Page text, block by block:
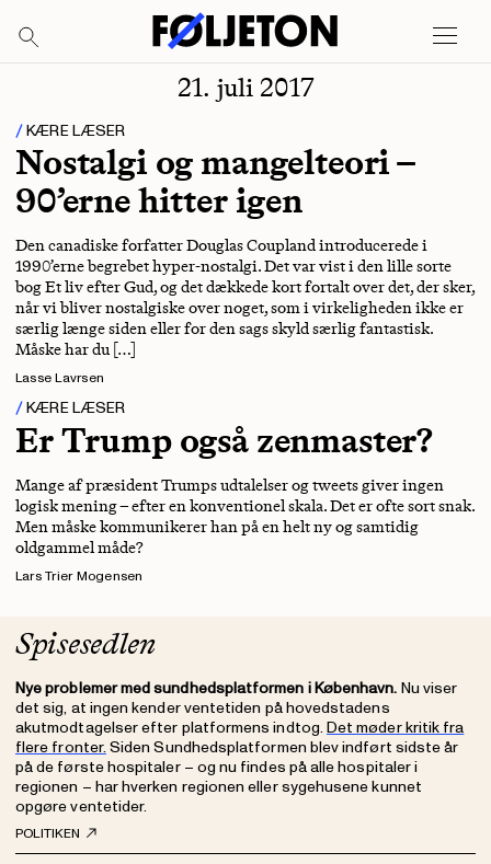
21. juli 2017
KÆRE LÆSER
Nostalgi og mangelteori –
90’erne hitter igen
Den canadiske forfatter Douglas Coupland introducerede i
1990’erne begrebet hyper-nostalgi. Det var vist i den lille sorte
bog Et liv efter Gud, og det dækkede kort fortalt over det, der sker,
når vi bliver nostalgiske over noget, som i virkeligheden ikke er
særlig længe siden eller for den sags skyld særlig fantastisk.
Måske har du […]
Lasse Lavrsen
KÆRE LÆSER
Er Trump også zenmaster?
Mange af præsident Trumps udtalelser og tweets giver ingen
logisk mening – efter en konventionel skala. Det er ofte sort snak.
Men måske kommunikerer han på en helt ny og samtidig
oldgammel måde?
Lars Trier Mogensen
Spisesedlen
Nye problemer med sundhedsplatformen i København. Nu viser
det sig, at ingen kender ventetiden på hovedstadens
akutmodtagelser efter platformens indtog. Det møder kritik fra
flere fronter. Siden Sundhedsplatformen blev indført sidste år
på de første hospitaler – og nu findes på alle hospitaler i
regionen – har hverken regionen eller sygehusene kunnet
opgøre ventetider.
POLITIKEN